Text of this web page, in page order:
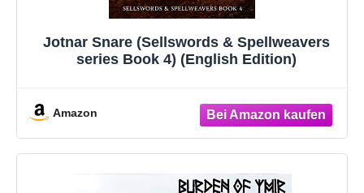
Jotnar Snare (Sellswords & Spellweavers
series Book 4) (English Edition)
Amazon